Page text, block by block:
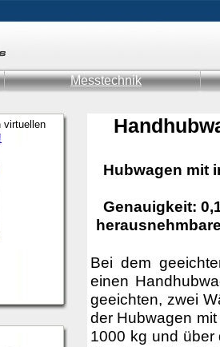
Messtechnik
virtuellen
Hubwagen mit
Genauigkeit:
Bei dem
einen
geeichten, zwei
der Hubwagen
1000 kg und